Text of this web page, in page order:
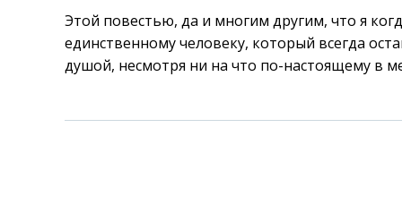
Этой повестью, да и многим другим, что я
единственному человеку, который всегда
душой, несмотря ни на что по-настоящему в